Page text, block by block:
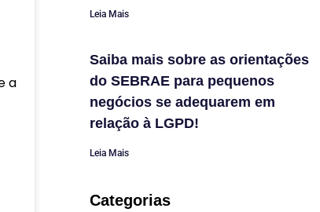
a
Leia Mais
Saiba mais sobre as orientações
do SEBRAE para pequenos
negócios se adequarem em
relação à LGPD!
Leia Mais
Categorias